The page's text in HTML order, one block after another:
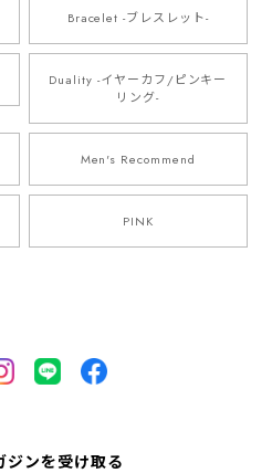
Bracelet -ブレスレット-
Duality -イヤーカフ/ピンキー
リング-
Men's Recommend
PINK
ジンを受け取る